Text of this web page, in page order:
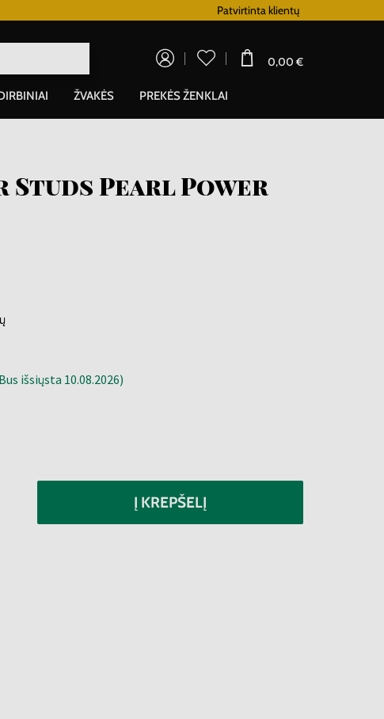
Patvirtinta klientų
0,00 €
ŽVAKĖS PREKĖS ŽENKLAI
Studs Pearl Power
išsiųsta 10.08.2026)
Į KREPŠELĮ